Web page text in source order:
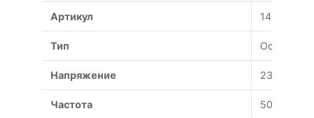
Артикул 140113
Тип Осевой
Напряжение 230 В
Частота 50 Гц